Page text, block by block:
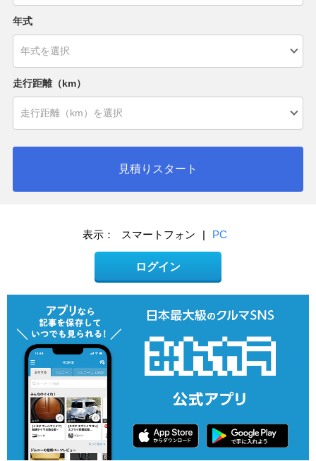
年式
走行距離（km）
見積りスタート
表示： スマートフォン | PC
ログイン